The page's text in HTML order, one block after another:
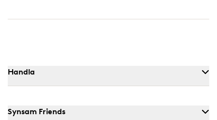
Handla
Synsam Friends